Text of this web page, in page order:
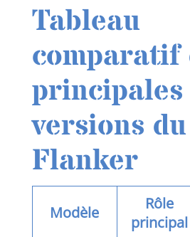
Tableau
comparatif
principales
versions du
Flanker
Modèle
Rôle
principal